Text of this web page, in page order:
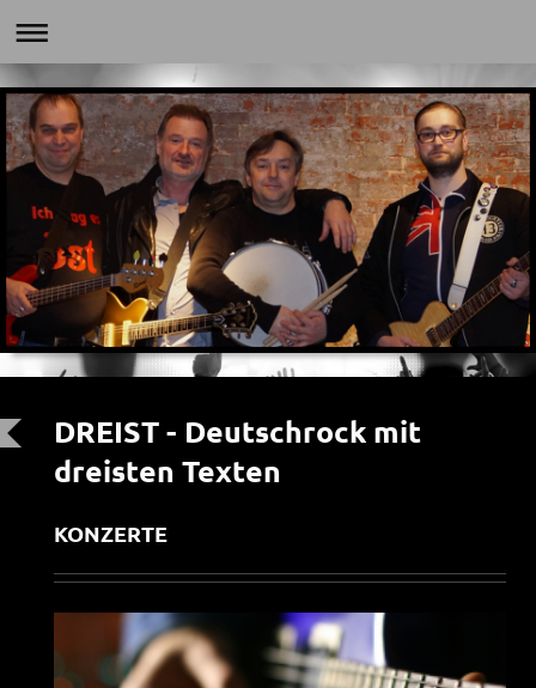
DREIST - Deutschrock mit
dreisten Texten
KONZERTE